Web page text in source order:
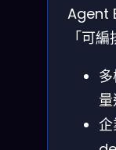
Agent
「可
量